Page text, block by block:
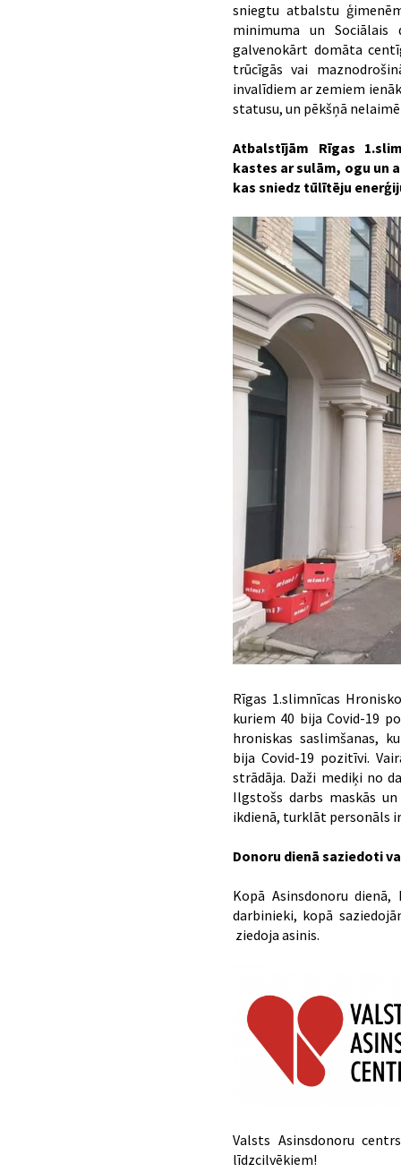
sniegtu atbalstu
minimuma un Sociālais
galvenokārt domāta
trūcīgās vai
invalīdiem ar zemiem
statusu, un pēkšņā
Atbalstījām Rīgas
kastes ar sulām, ogu un
kas sniedz tūlītēju
Rīgas 1.slimnīcas
kuriem 40 bija Covid-19
hroniskas saslimšanas,
bija Covid-19 pozitīvi.
strādāja. Daži mediķi no
Ilgstošs darbs maskās
ikdienā, turklāt personāls
Donoru dienā saziedoti
Kopā Asinsdonoru dienā,
darbinieki, kopā
ziedoja asinis.
Valsts Asinsdonoru
līdzcilvēkiem!